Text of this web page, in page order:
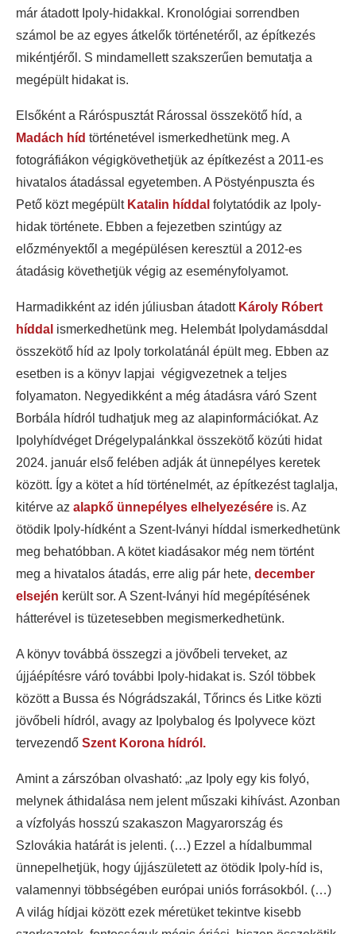
már átadott Ipoly-hidakkal. Kronológiai sorrendben
számol be az egyes átkelők történetéről, az építkezés
mikéntjéről. S mindamellett szakszerűen bemutatja a
megépült hidakat is.
Elsőként a Ráróspusztát Rárossal összekötő híd, a
Madách híd történetével ismerkedhetünk meg. A
fotográfiákon végigkövethetjük az építkezést a 2011-es
hivatalos átadással egyetemben. A Pöstyénpuszta és
Pető közt megépült Katalin híddal folytatódik az Ipoly-
hidak története. Ebben a fejezetben szintúgy az
előzményektől a megépülésen keresztül a 2012-es
átadásig követhetjük végig az eseményfolyamot.
Harmadikként az idén júliusban átadott Károly Róbert
híddal ismerkedhetünk meg. Helembát Ipolydamásddal
összekötő híd az Ipoly torkolatánál épült meg. Ebben az
esetben is a könyv lapjai végigvezetnek a teljes
folyamaton. Negyedikként a még átadásra váró Szent
Borbála hídról tudhatjuk meg az alapinformációkat. Az
Ipolyhídvéget Drégelypalánkkal összekötő közúti hidat
2024. január első felében adják át ünnepélyes keretek
között. Így a kötet a híd történelmét, az építkezést taglalja,
kitérve az alapkő ünnepélyes elhelyezésére is. Az
ötödik Ipoly-hídként a Szent-Iványi híddal ismerkedhetünk
meg behatóbban. A kötet kiadásakor még nem történt
meg a hivatalos átadás, erre alig pár hete, december
elsején került sor. A Szent-Iványi híd megépítésének
hátterével is tüzetesebben megismerkedhetünk.
A könyv továbbá összegzi a jövőbeli terveket, az
újjáépítésre váró további Ipoly-hidakat is. Szól többek
között a Bussa és Nógrádszakál, Tőrincs és Litke közti
jövőbeli hídról, avagy az Ipolybalog és Ipolyvece közt
tervezendő Szent Korona hídról.
Amint a zárszóban olvasható: „az Ipoly egy kis folyó,
melynek áthidalása nem jelent műszaki kihívást. Azonban
a vízfolyás hosszú szakaszon Magyarország és
Szlovákia határát is jelenti. (…) Ezzel a hídalbummal
ünnepelhetjük, hogy újjászületett az ötödik Ipoly-híd is,
valamennyi többségében európai uniós forrásokból. (…)
A világ hídjai között ezek méretüket tekintve kisebb